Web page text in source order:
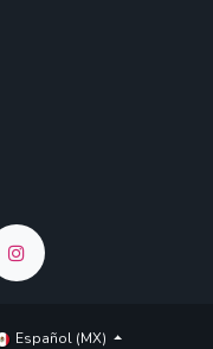
Español (MX)